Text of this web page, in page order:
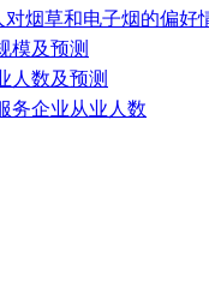
烟草和电子烟的偏好
模及预测
人数及预测
务企业从业人数